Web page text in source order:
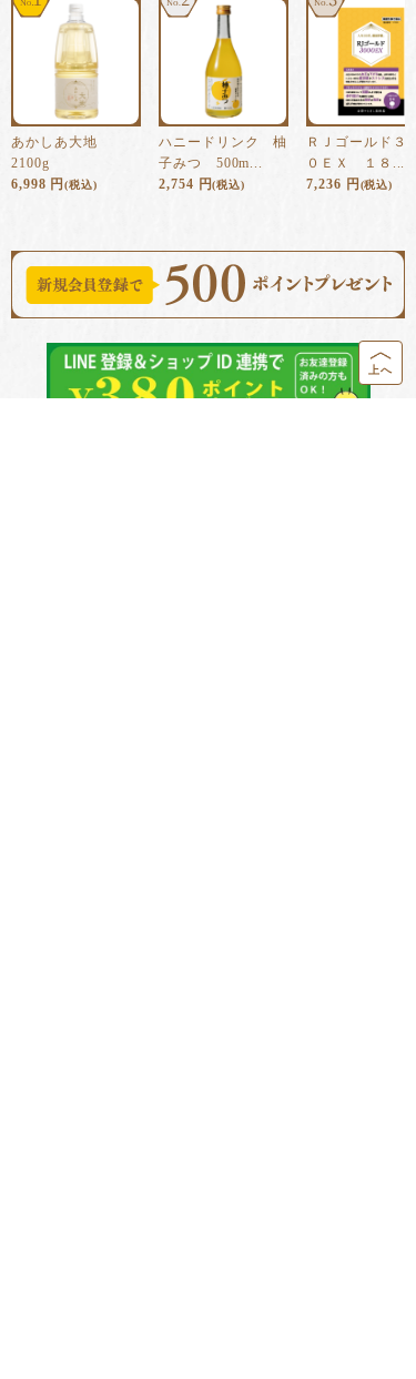
あかしあ大地
2100g
6,998 円(税込)
ハニードリンク 柚
子みつ 500m...
2,754 円(税込)
ＲＪゴールド３
０ＥＸ １８...
7,236 円(税込)
上へ